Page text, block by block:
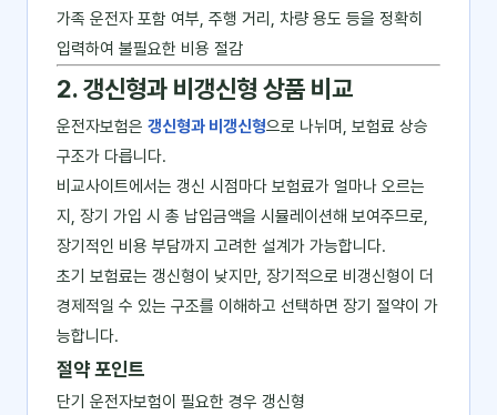
가족 운전자 포함 여부, 주행 거리, 차량 용도 등을 정확히
입력하여 불필요한 비용 절감
2. 갱신형과 비갱신형 상품 비교
운전자보험은 갱신형과 비갱신형으로 나뉘며, 보험료 상승
구조가 다릅니다.
비교사이트에서는 갱신 시점마다 보험료가 얼마나 오르는
지, 장기 가입 시 총 납입금액을 시뮬레이션해 보여주므로,
장기적인 비용 부담까지 고려한 설계가 가능합니다.
초기 보험료는 갱신형이 낮지만, 장기적으로 비갱신형이 더
경제적일 수 있는 구조를 이해하고 선택하면 장기 절약이 가
능합니다.
절약 포인트
단기 운전자보험이 필요한 경우 갱신형